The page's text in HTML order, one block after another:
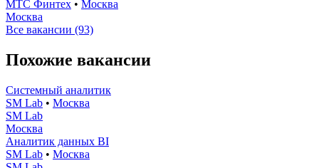
МТС Финтех • Москва
Москва
Все вакансии (93)
Похожие вакансии
Системный аналитик
SM Lab • Москва
SM Lab
Москва
Аналитик данных BI
SM Lab • Москва